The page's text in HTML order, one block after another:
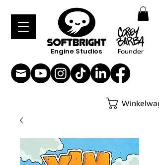
Engine Studios Founder